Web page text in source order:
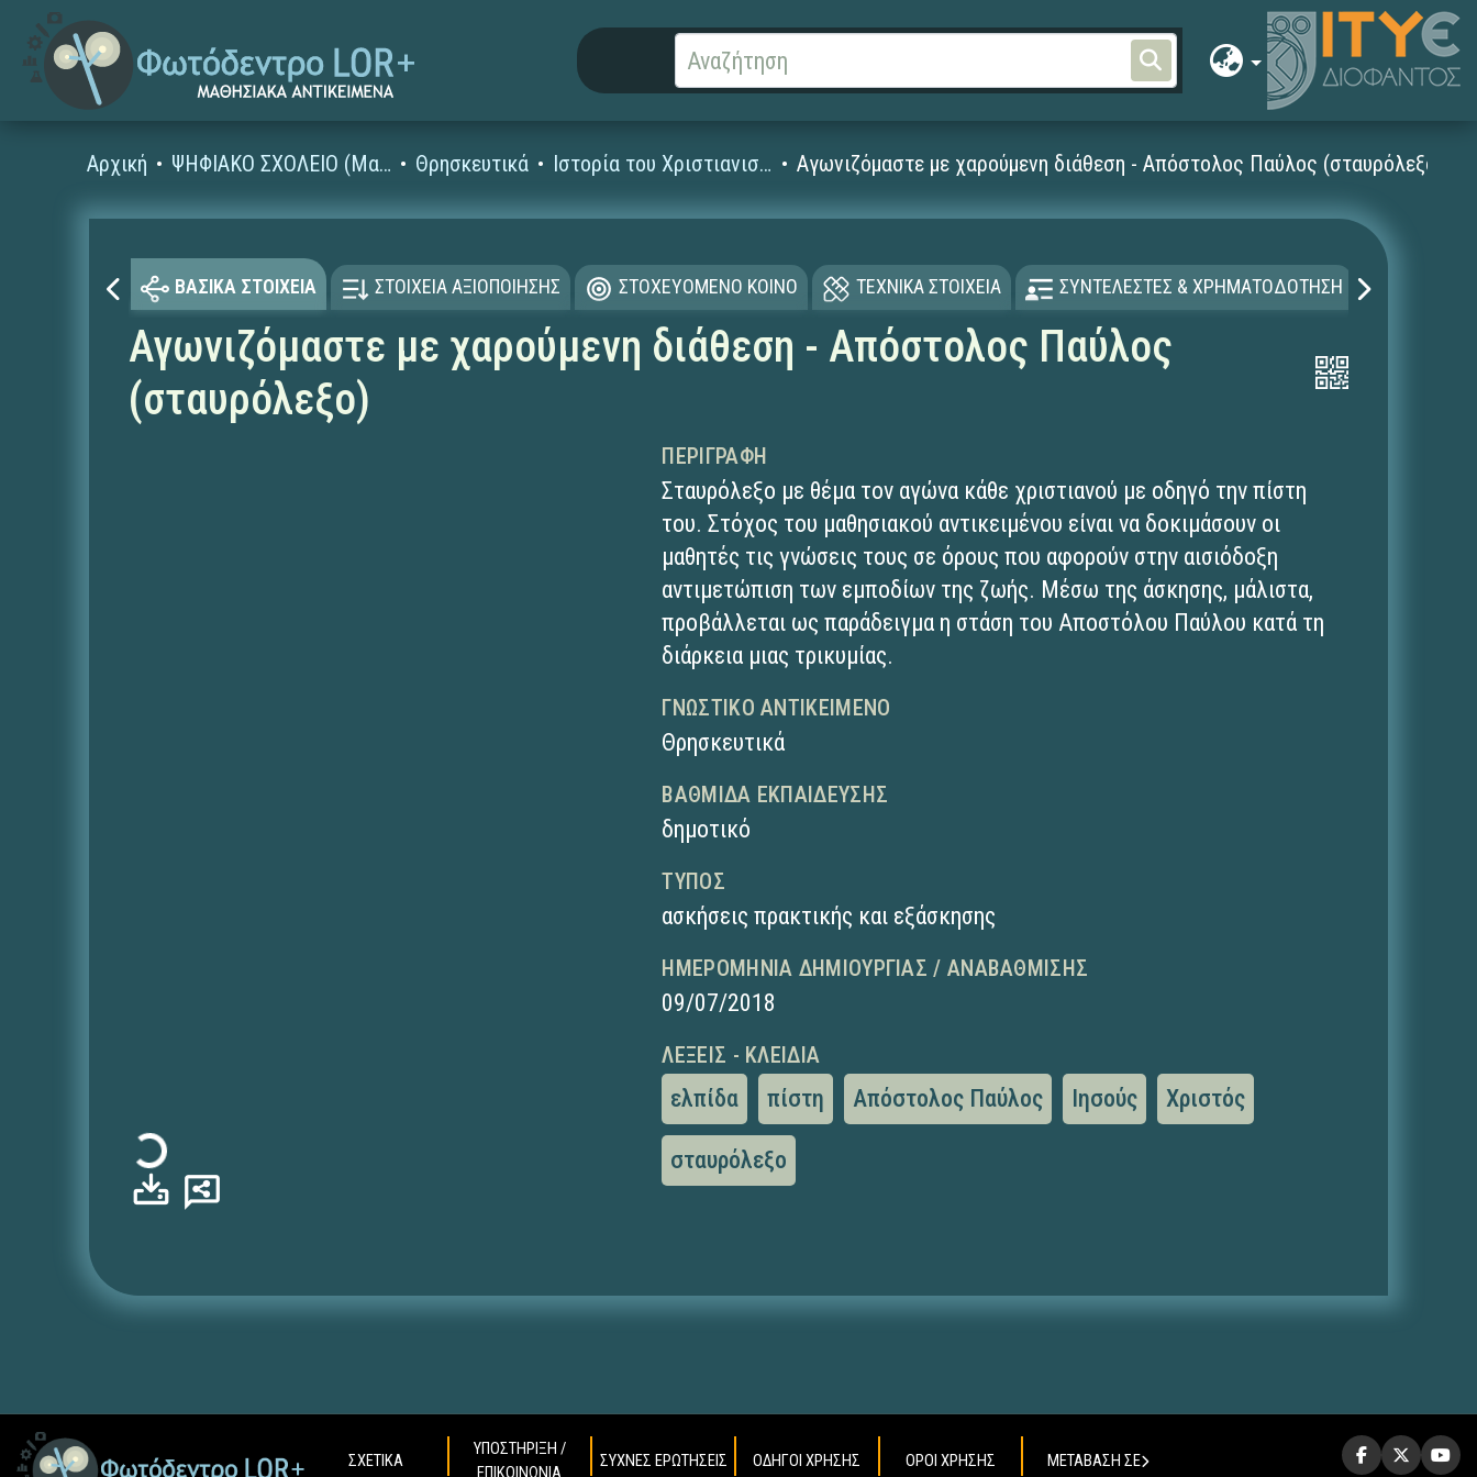
Αρχική ΨΗΦΙΑΚΟ ΣΧΟΛΕΙΟ (Μαθησιακά Αντικείμενα) Θρησκευτικά Ιστορία του Χριστιανισμού Αγωνιζόμαστε με χαρούμενη διάθεση - Απόστολος Παύλος (σταυρόλεξο)
ΒΑΣΙΚΑ ΣΤΟΙΧΕΙΑ ΣΤΟΙΧΕΙΑ ΑΞΙΟΠΟΙΗΣΗΣ ΣΤΟΧΕΥΟΜΕΝΟ ΚΟΙΝΟ ΤΕΧΝΙΚΑ ΣΤΟΙΧΕΙΑ ΣΥΝΤΕΛΕΣΤΕΣ & ΧΡΗΜΑΤΟΔΟΤΗΣΗ
Αγωνιζόμαστε με χαρούμενη διάθεση - Απόστολος Παύλος
(σταυρόλεξο)
Φόρτωση...
ΠΕΡΙΓΡΑΦΉ
Σταυρόλεξο με θέμα τον αγώνα κάθε χριστιανού με οδηγό την πίστη
του. Στόχος του μαθησιακού αντικειμένου είναι να δοκιμάσουν οι
μαθητές τις γνώσεις τους σε όρους που αφορούν στην αισιόδοξη
αντιμετώπιση των εμποδίων της ζωής. Μέσω της άσκησης, μάλιστα,
προβάλλεται ως παράδειγμα η στάση του Αποστόλου Παύλου κατά τη
διάρκεια μιας τρικυμίας.
ΓΝΩΣΤΙΚΌ ΑΝΤΙΚΕΊΜΕΝΟ
Θρησκευτικά
ΒΑΘΜΊΔΑ ΕΚΠΑΊΔΕΥΣΗΣ
δημοτικό
ΤΎΠΟΣ
ασκήσεις πρακτικής και εξάσκησης
ΗΜΕΡΟΜΗΝΊΑ ΔΗΜΙΟΥΡΓΊΑΣ / ΑΝΑΒΆΘΜΙΣΗΣ
09/07/2018
ΛΈΞΕΙΣ - ΚΛΕΙΔΙΆ
ελπίδα πίστη Απόστολος Παύλος Ιησούς Χριστός
σταυρόλεξο
ΣΧΕΤΙΚΑ
ΥΠΟΣΤΗΡΙΞΗ /
ΕΠΙΚΟΙΝΩΝΙΑ
ΣΥΧΝΕΣ ΕΡΩΤΗΣΕΙΣ ΟΔΗΓΟΙ ΧΡΗΣΗΣ ΟΡΟΙ ΧΡΗΣΗΣ ΜΕΤΑΒΑΣΗ ΣΕ